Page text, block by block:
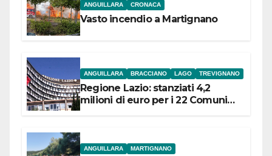
ANGUILLARA CRONACA
Vasto incendio a Martignano
ANGUILLARA BRACCIANO LAGO TREVIGNANO
Regione Lazio: stanziati 4,2
milioni di euro per i 22 Comuni
ANGUILLARA MARTIGNANO